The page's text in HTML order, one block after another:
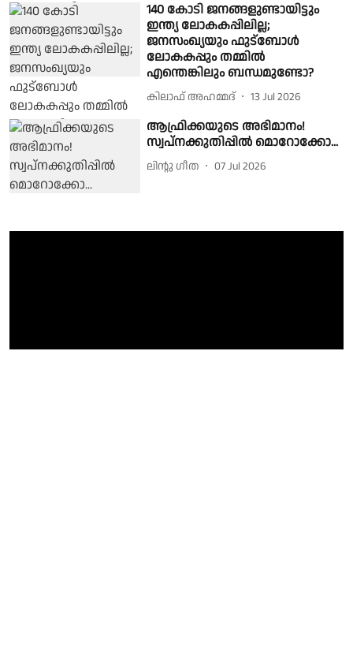
140 കോടി ജനങ്ങളുണ്ടായിട്ടും
ഇന്ത്യ ലോകകപ്പിലില്ല;
ജനസംഖ്യയും ഫുട്ബോൾ
ലോകകപ്പും തമ്മിൽ
എന്തെങ്കിലും ബന്ധമുണ്ടോ?
കിലാഫ് അഹമ്മദ് 13 Jul 2026
ആഫ്രിക്കയുടെ അഭിമാനം!
സ്വപ്നക്കുതിപ്പിൽ മൊറോക്കോ...
ലിൻ്റു ഗീത 07 Jul 2026